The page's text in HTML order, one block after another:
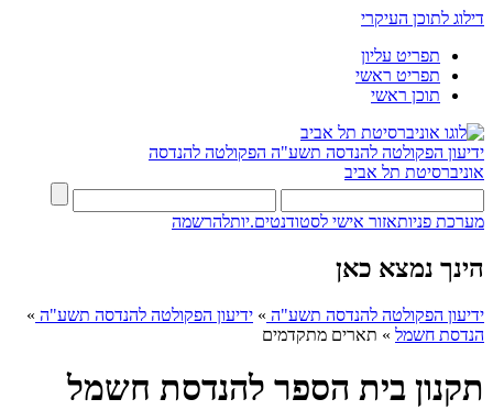
דילוג לתוכן העיקרי
תפריט עליון
תפריט ראשי
תוכן ראשי
ידיעון הפקולטה להנדסה תשע"ה הפקולטה להנדסה
אוניברסיטת תל אביב
מערכת פניותאזור אישי לסטודנטים.יותלהרשמה
הינך נמצא כאן
ידיעון הפקולטה להנדסה תשע"ה » ידיעון הפקולטה להנדסה תשע"ה »
הנדסת חשמל » תארים מתקדמים
תקנון בית הספר להנדסת חשמל